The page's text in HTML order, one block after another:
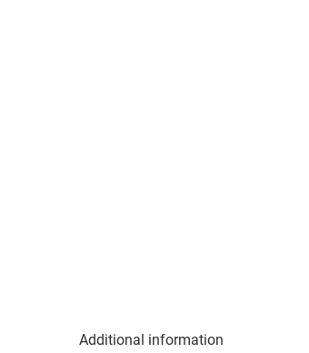
Additional information